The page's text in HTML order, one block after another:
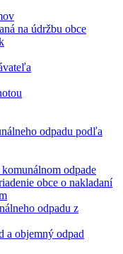
na údržbu obce
odpadu podľa
odpade
obce o nakladaní
odpadu z
a objemný odpad